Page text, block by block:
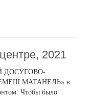
2021
ДОСУГОВО-
МАТАНЕЛЬ» в
Чтобы было